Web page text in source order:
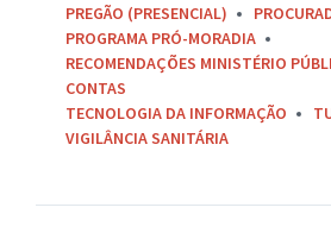
PREGÃO (PRESENCIAL)
PROGRAMA PRÓ-MORADIA
RECOMENDAÇÕES MINISTÉRIO
CONTAS
TECNOLOGIA DA INFORMAÇÃO
VIGILÂNCIA SANITÁRIA